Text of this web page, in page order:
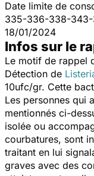
Date limite de
335-336-338-343-
18/01/2024
Infos sur le
Le motif de rappel
Détection de
10ufc/gr. Cette
Les personnes qui
mentionnés ci-
isolée ou
courbatures, sont
traitant en lui
graves avec des